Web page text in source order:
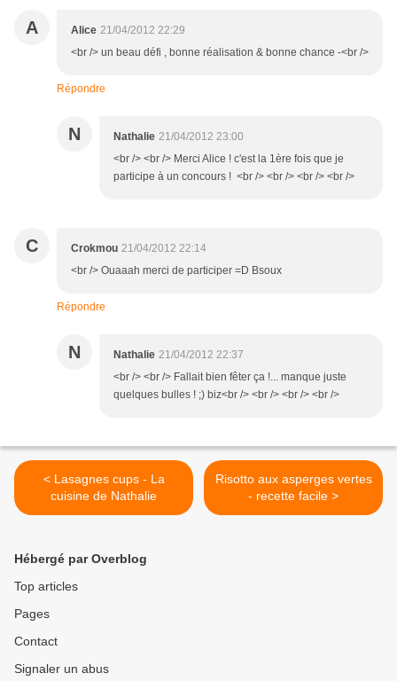
A Alice 21/04/2012 22:29
<br /> un beau défi , bonne réalisation & bonne chance -<br />
Répondre
N Nathalie 21/04/2012 23:00
<br /> <br /> Merci Alice ! c'est la 1ère fois que je
participe à un concours ! <br /> <br /> <br /> <br />
C Crokmou 21/04/2012 22:14
<br /> Ouaaah merci de participer =D Bsoux
Répondre
N Nathalie 21/04/2012 22:37
<br /> <br /> Fallait bien fêter ça !... manque juste
quelques bulles ! ;) biz<br /> <br /> <br /> <br />
< Lasagnes cups - La
cuisine de Nathalie
Risotto aux asperges vertes
- recette facile >
Hébergé par Overblog
Top articles
Pages
Contact
Signaler un abus